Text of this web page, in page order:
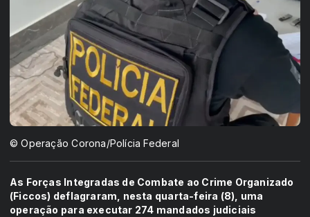
© Operação Corona/Polícia Federal
As Forças Integradas de Combate ao Crime Organizado
(Ficcos) deflagraram, nesta quarta-feira (8), uma
operação para executar 274 mandados judiciais